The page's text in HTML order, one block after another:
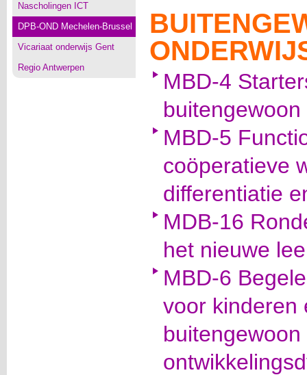
Nascholingen ICT
DPB-OND Mechelen-Brussel
Vicariaat onderwijs Gent
Regio Antwerpen
MBD-4
MBD-5
coöperatieve
differentiatie
MDB-16
het nieuwe
MBD-6
voor kinderen